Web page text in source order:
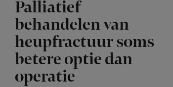
Palliatief
behandelen van
heupfractuur soms
betere optie dan
operatie